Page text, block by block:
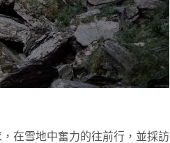
在雪地中奮力的往前行，並採訪